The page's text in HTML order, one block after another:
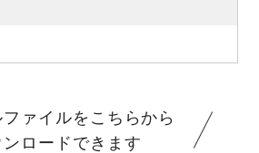
ァイルをこちらから
ンロードできます